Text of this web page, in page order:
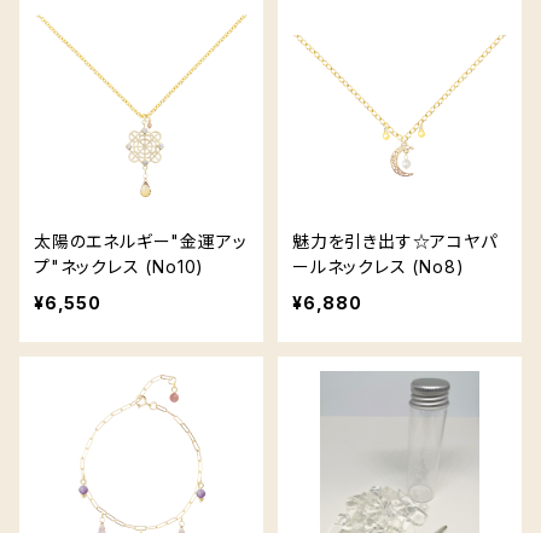
太陽のエネルギー"金運アッ
プ"ネックレス (No10)
¥6,550
魅力を引き出す☆アコヤパ
ールネックレス (No8)
¥6,880